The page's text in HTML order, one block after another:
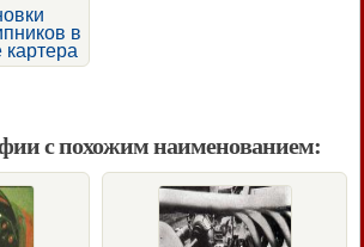
в
с похожим наименованием: